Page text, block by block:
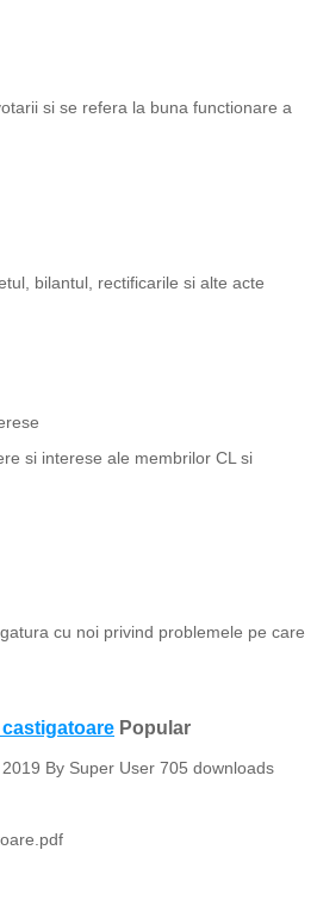
si se refera la buna functionare a
bilantul, rectificarile si alte acte
si interese ale membrilor CL si
cu noi privind problemele pe care
Popular
By Super User 705 downloads